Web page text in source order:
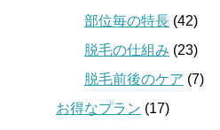
部位毎の特長 (42)
脱毛の仕組み (23)
脱毛前後のケア (7)
お得なプラン (17)